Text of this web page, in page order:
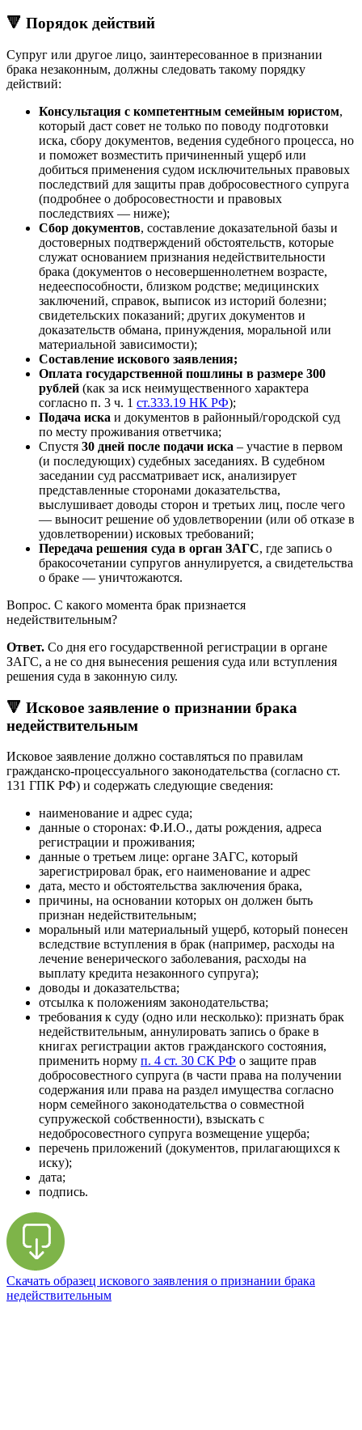
🔻 Порядок действий
Супруг или другое лицо, заинтересованное в признании
брака незаконным, должны следовать такому порядку
действий:
Консультация с компетентным семейным юристом,
который даст совет не только по поводу подготовки
иска, сбору документов, ведения судебного процесса, но
и поможет возместить причиненный ущерб или
добиться применения судом исключительных правовых
последствий для защиты прав добросовестного супруга
(подробнее о добросовестности и правовых
последствиях — ниже);
Сбор документов, составление доказательной базы и
достоверных подтверждений обстоятельств, которые
служат основанием признания недействительности
брака (документов о несовершеннолетнем возрасте,
недееспособности, близком родстве; медицинских
заключений, справок, выписок из историй болезни;
свидетельских показаний; других документов и
доказательств обмана, принуждения, моральной или
материальной зависимости);
Составление искового заявления;
Оплата государственной пошлины в размере 300
рублей (как за иск неимущественного характера
согласно п. 3 ч. 1 ст.333.19 НК РФ);
Подача иска и документов в районный/городской суд
по месту проживания ответчика;
Спустя 30 дней после подачи иска – участие в первом
(и последующих) судебных заседаниях. В судебном
заседании суд рассматривает иск, анализирует
представленные сторонами доказательства,
выслушивает доводы сторон и третьих лиц, после чего
— выносит решение об удовлетворении (или об отказе в
удовлетворении) исковых требований;
Передача решения суда в орган ЗАГС, где запись о
бракосочетании супругов аннулируется, а свидетельства
о браке — уничтожаются.
Вопрос. С какого момента брак признается
недействительным?
Ответ. Со дня его государственной регистрации в органе
ЗАГС, а не со дня вынесения решения суда или вступления
решения суда в законную силу.
🔻 Исковое заявление о признании брака
недействительным
Исковое заявление должно составляться по правилам
гражданско-процессуального законодательства (согласно ст.
131 ГПК РФ) и содержать следующие сведения:
наименование и адрес суда;
данные о сторонах: Ф.И.О., даты рождения, адреса
регистрации и проживания;
данные о третьем лице: органе ЗАГС, который
зарегистрировал брак, его наименование и адрес
дата, место и обстоятельства заключения брака,
причины, на основании которых он должен быть
признан недействительным;
моральный или материальный ущерб, который понесен
вследствие вступления в брак (например, расходы на
лечение венерического заболевания, расходы на
выплату кредита незаконного супруга);
доводы и доказательства;
отсылка к положениям законодательства;
требования к суду (одно или несколько): признать брак
недействительным, аннулировать запись о браке в
книгах регистрации актов гражданского состояния,
применить норму п. 4 ст. 30 СК РФ о защите прав
добросовестного супруга (в части права на получении
содержания или права на раздел имущества согласно
норм семейного законодательства о совместной
супружеской собственности), взыскать с
недобросовестного супруга возмещение ущерба;
перечень приложений (документов, прилагающихся к
иску);
дата;
подпись.
Скачать образец искового заявления о признании брака
недействительным